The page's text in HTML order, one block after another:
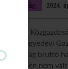
2024.
a
negyedévi
bruttó
nem